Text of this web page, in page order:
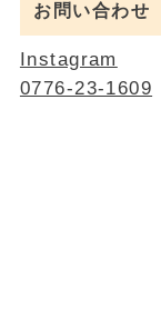
お問い合わせ
Instagram
0776-23-1609